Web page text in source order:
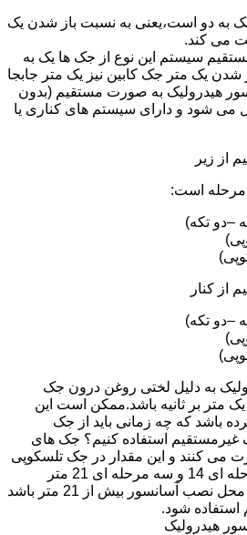
یک به دو است،یعنی به نسبت باز شدن یک
می کند.
سیستم این نوع از جک ها یک به
یک متر جک کابین نیز یک متر جابجا
هیدرولیک به صورت مستقیم (بدون
می شود و دارای سیستم های کناری یا
از زیر
مرحله است:
–دو تکه)
از کنار
–دو تکه)
به دلیل لختی روغن درون جک
یک متر بر ثانیه باشد.ممکن است این
باشد که چه زمانی باید از جک
استفاده کنیم؟ جک های
را ساپورت می کنند و این مقدار در جک تلسکوپی
تک مرحله ای 7 متر،دو مرحله ای 14 و سه مرحله ای 21 متر
است.در صورتی که ارتفاع محل نصب آسانسور بیش از 21 متر باشد
استفاده شود.
هیدرولیک